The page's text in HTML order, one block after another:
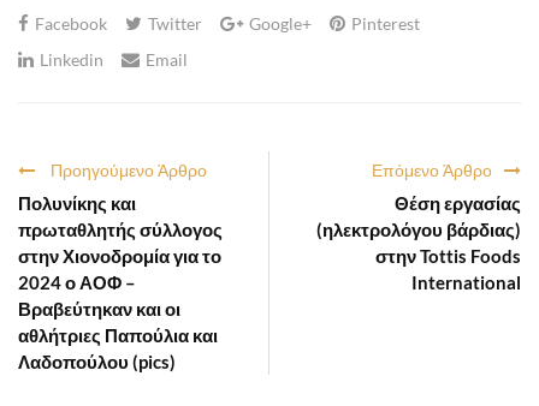
Facebook Twitter Google+
Pinterest
Linkedin
Email
Επόμενο Άρθρο
Θέση εργασίας
(ηλεκτρολόγου βάρδιας)
στην Tottis Foods
International
Προηγούμενο Άρθρο
Πολυνίκης και
πρωταθλητής σύλλογος
στην Χιονοδρομία για το
2024 ο ΑΟΦ –
Βραβεύτηκαν και οι
αθλήτριες Παπούλια και
Λαδοπούλου (pics)